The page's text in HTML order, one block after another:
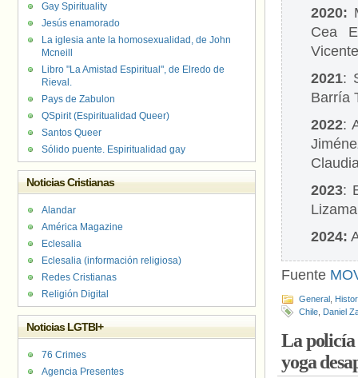
2020:
Cea
2021:
Barría
2022:
2023:
Lizama
2024:
Fuente
General
Chile Daniel
La policía
yoga
Gay Spirituality
Jesús enamorado
La iglesia ante la homosexualidad, de John
Mcneill
Libro "La Amistad Espiritual", de Elredo de
Rieval.
Pays de Zabulon
QSpirit (Espiritualidad Queer)
Santos Queer
Sólido puente. Espiritualidad gay
Noticias Cristianas
Alandar
América Magazine
Eclesalia
Eclesalia (información religiosa)
Redes Cristianas
Religión Digital
Noticias LGTBI+
76 Crimes
Agencia Presentes